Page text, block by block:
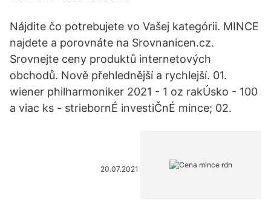
Nájdite čo potrebujete vo Vašej kategórii. MINCE
najdete a porovnáte na Srovnanicen.cz.
Srovnejte ceny produktů internetových
obchodů. Nově přehlednější a rychlejší. 01.
wiener philharmoniker 2021 - 1 oz rakÚsko - 100
a viac ks - striebornÉ investiČnÉ mince; 02.
20.07.2021